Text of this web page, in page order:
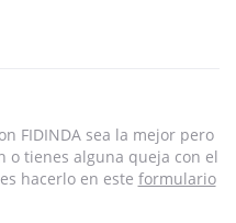
FIDINDA sea la mejor pero
o tienes alguna queja con el
hacerlo en este formulario